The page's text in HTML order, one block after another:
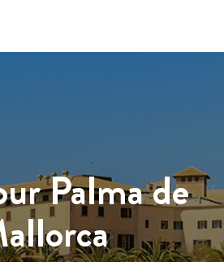
Palma de